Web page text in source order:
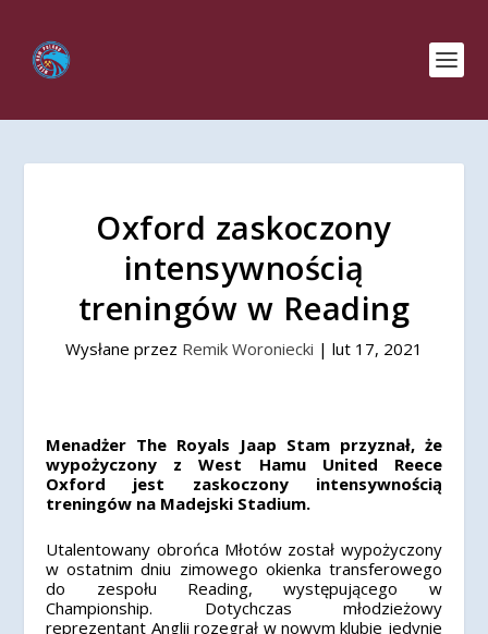
Oxford zaskoczony
intensywnością
treningów w Reading
Wysłane przez Remik Woroniecki | lut 17, 2021
Menadżer The Royals Jaap Stam przyznał, że
wypożyczony z West Hamu United Reece
Oxford jest zaskoczony intensywnością
treningów na Madejski Stadium.
Utalentowany obrońca Młotów został wypożyczony
w ostatnim dniu zimowego okienka transferowego
do zespołu Reading, występującego w
Championship. Dotychczas młodzieżowy
reprezentant Anglii rozegrał w nowym klubie jedynie